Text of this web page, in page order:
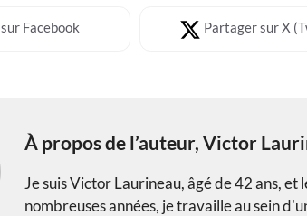
sur Facebook Partagersur X
À propos de l’auteur, Victor
Je suis Victor Laurineau, âgé de 42 ans,
nombreuses années, je travaille au sein